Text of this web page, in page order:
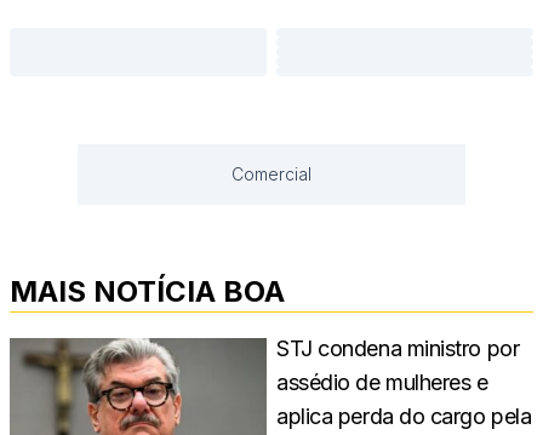
Comercial
MAIS NOTÍCIA BOA
STJ condena ministro por
assédio de mulheres e
aplica perda do cargo pela